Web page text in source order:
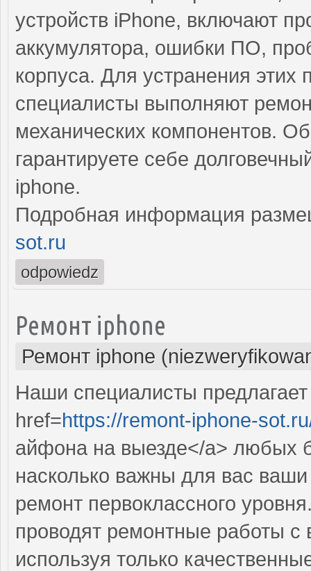
устройств iPhone, включают
аккумулятора, ошибки ПО,
корпуса. Для устранения
специалисты выполняют
механических компонентов.
гарантируете себе
iphone.
Подробная информация
sot.ru
odpowiedz
Ремонт iphone
Ремонт iphone
Наши специалисты
href=https://remont-iphone-
айфона на выезде</a> любых
насколько важны для вас
ремонт первоклассного
проводят ремонтные работы с
используя только